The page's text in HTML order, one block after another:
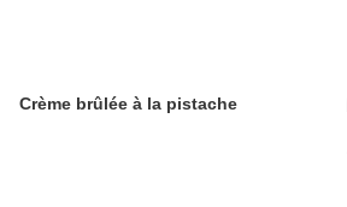
Crème brûlée à la pistache